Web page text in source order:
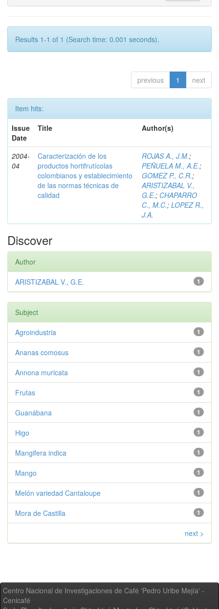
Results 1-1 of 1 (Search time: 0.001 seconds).
previous 1 next
Item hits:
Issue
Date
Title Author(s)
2004-
04
Caracterización de los
productos hortifrutícolas
colombianos y establecimiento
de las normas técnicas de
calidad
ROJAS A., J.M.;
PEÑUELA M., A.E.;
GOMEZ P., C.R.;
ARISTIZABAL V.,
G.E.; CHAPARRO
C., M.C.; LOPEZ R.,
J.A.
Discover
Author
1
ARISTIZABAL V., G.E.
Subject
1
Agroindustria
1
Ananas comosus
1
Annona muricata
1
Frutas
1
Guanábana
1
Higo
1
Mangifera indica
1
Mango
1
Melón variedad Cantaloupe
1
Mora de Castilla
next >
Centro Nacional de Investigaciones de Café 'Pedro Uribe Mejía' -
Cenicafé